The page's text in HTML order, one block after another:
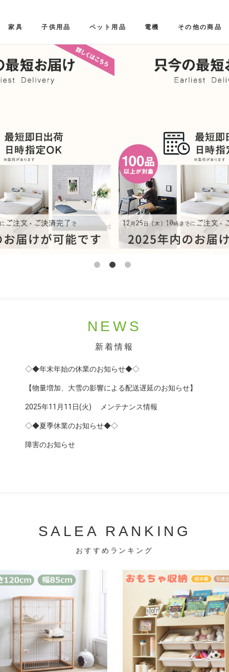
家具 子供用品 ペット用品 電機 その他の商品
NEWS
新着情報
◇◆年末年始の休業のお知らせ◆◇
【物量増加、大雪の影響による配送遅延のお知らせ】
2025年11月11日(火) メンテナンス情報
◇◆夏季休業のお知らせ◆◇
障害のお知らせ
SALEA RANKING
おすすめランキング